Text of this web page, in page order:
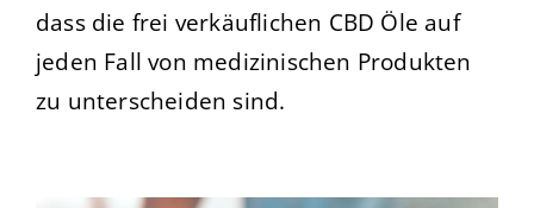
dass die frei verkäuflichen CBD Öle auf
jeden Fall von medizinischen Produkten
zu unterscheiden sind.